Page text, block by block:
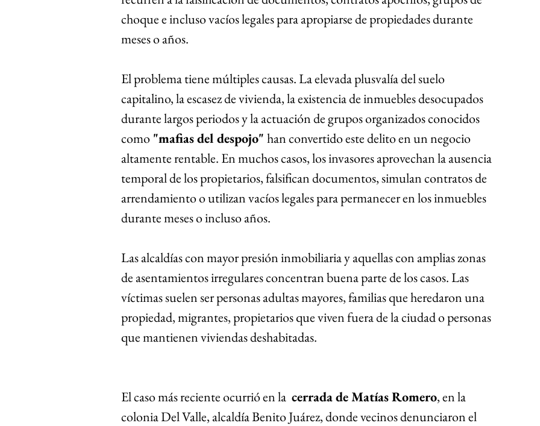
choque e incluso vacíos legales para apropiarse de propiedades durante
meses o años.
El problema tiene múltiples causas. La elevada plusvalía del suelo
capitalino, la escasez de vivienda, la existencia de inmuebles desocupados
durante largos periodos y la actuación de grupos organizados conocidos
como "mafias del despojo" han convertido este delito en un negocio
altamente rentable. En muchos casos, los invasores aprovechan la ausencia
temporal de los propietarios, falsifican documentos, simulan contratos de
arrendamiento o utilizan vacíos legales para permanecer en los inmuebles
durante meses o incluso años.
Las alcaldías con mayor presión inmobiliaria y aquellas con amplias zonas
de asentamientos irregulares concentran buena parte de los casos. Las
víctimas suelen ser personas adultas mayores, familias que heredaron una
propiedad, migrantes, propietarios que viven fuera de la ciudad o personas
que mantienen viviendas deshabitadas.
El caso más reciente ocurrió en la cerrada de Matías Romero, en la
colonia Del Valle, alcaldía Benito Juárez, donde vecinos denunciaron el